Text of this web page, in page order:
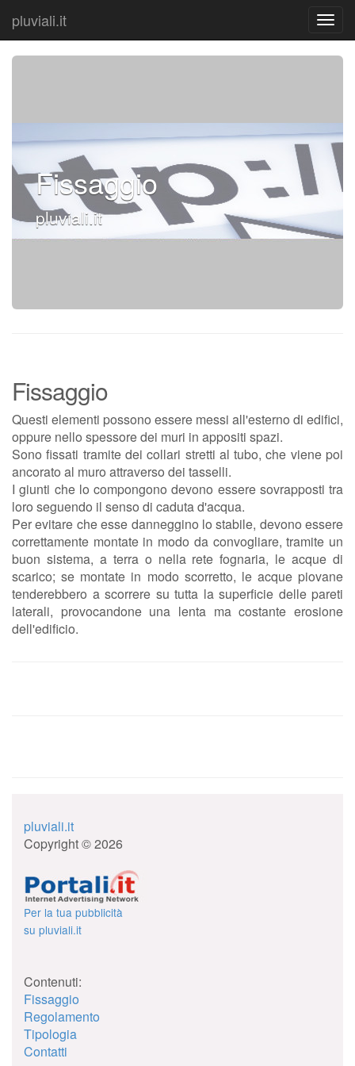
pluviali.it
Fissaggio
pluviali.it
Fissaggio
Questi elementi possono essere messi all'esterno di edifici,
oppure nello spessore dei muri in appositi spazi.
Sono fissati tramite dei collari stretti al tubo, che viene poi
ancorato al muro attraverso dei tasselli.
I giunti che lo compongono devono essere sovrapposti tra
loro seguendo il senso di caduta d'acqua.
Per evitare che esse danneggino lo stabile, devono essere
correttamente montate in modo da convogliare, tramite un
buon sistema, a terra o nella rete fognaria, le acque di
scarico; se montate in modo scorretto, le acque piovane
tenderebbero a scorrere su tutta la superficie delle pareti
laterali, provocandone una lenta ma costante erosione
dell'edificio.
pluviali.it
Copyright © 2026
Per la tua pubblicità
su pluviali.it
Contenuti:
Fissaggio
Regolamento
Tipologia
Contatti